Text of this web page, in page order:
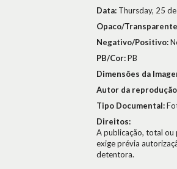
Data: Thursday, 25
Opaco/
Negativo/Positivo:
PB/Cor:PB
Dimensões da
Autor da
Tipo Documental:
Direitos:
A publicação, total ou
exige prévia
detentora.